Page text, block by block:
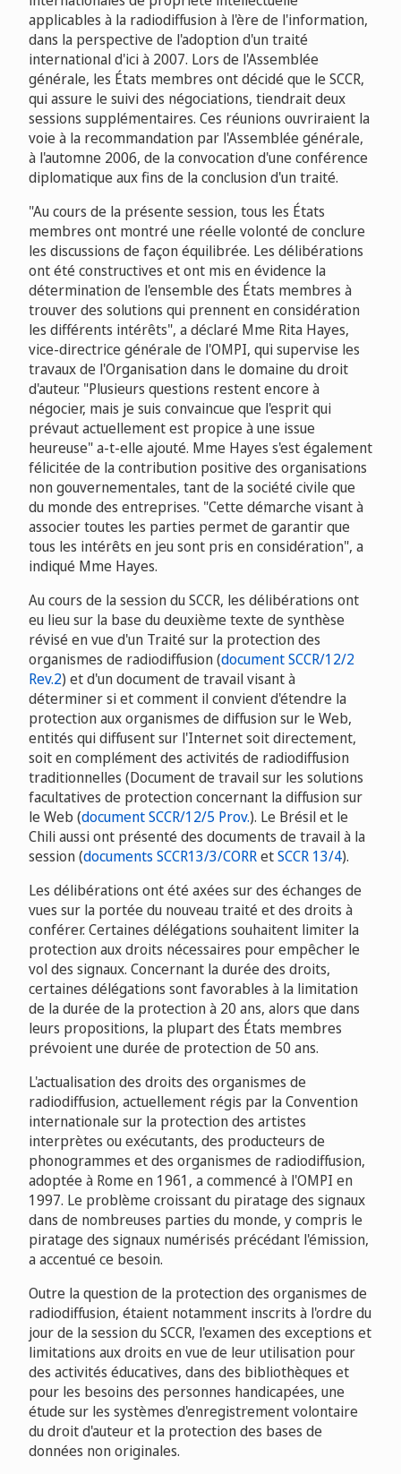
applicables à la radiodiffusion à l'ère de l'information,
dans la perspective de l'adoption d'un traité
international d'ici à 2007. Lors de l'Assemblée
générale, les États membres ont décidé que le SCCR,
qui assure le suivi des négociations, tiendrait deux
sessions supplémentaires. Ces réunions ouvriraient la
voie à la recommandation par l'Assemblée générale,
à l'automne 2006, de la convocation d'une conférence
diplomatique aux fins de la conclusion d'un traité.
"Au cours de la présente session, tous les États
membres ont montré une réelle volonté de conclure
les discussions de façon équilibrée. Les délibérations
ont été constructives et ont mis en évidence la
détermination de l'ensemble des États membres à
trouver des solutions qui prennent en considération
les différents intérêts", a déclaré Mme Rita Hayes,
vice-directrice générale de l'OMPI, qui supervise les
travaux de l'Organisation dans le domaine du droit
d'auteur. "Plusieurs questions restent encore à
négocier, mais je suis convaincue que l'esprit qui
prévaut actuellement est propice à une issue
heureuse" a-t-elle ajouté. Mme Hayes s'est également
félicitée de la contribution positive des organisations
non gouvernementales, tant de la société civile que
du monde des entreprises. "Cette démarche visant à
associer toutes les parties permet de garantir que
tous les intérêts en jeu sont pris en considération", a
indiqué Mme Hayes.
Au cours de la session du SCCR, les délibérations ont
eu lieu sur la base du deuxième texte de synthèse
révisé en vue d'un Traité sur la protection des
organismes de radiodiffusion (document SCCR/12/2
Rev.2) et d'un document de travail visant à
déterminer si et comment il convient d'étendre la
protection aux organismes de diffusion sur le Web,
entités qui diffusent sur l'Internet soit directement,
soit en complément des activités de radiodiffusion
traditionnelles (Document de travail sur les solutions
facultatives de protection concernant la diffusion sur
le Web (document SCCR/12/5 Prov.). Le Brésil et le
Chili aussi ont présenté des documents de travail à la
session (documents SCCR13/3/CORRetSCCR 13/4).
Les délibérations ont été axées sur des échanges de
vues sur la portée du nouveau traité et des droits à
conférer. Certaines délégations souhaitent limiter la
protection aux droits nécessaires pour empêcher le
vol des signaux. Concernant la durée des droits,
certaines délégations sont favorables à la limitation
de la durée de la protection à 20 ans, alors que dans
leurs propositions, la plupart des États membres
prévoient une durée de protection de 50 ans.
L'actualisation des droits des organismes de
radiodiffusion, actuellement régis par la Convention
internationale sur la protection des artistes
interprètes ou exécutants, des producteurs de
phonogrammes et des organismes de radiodiffusion,
adoptée à Rome en 1961, a commencé à l'OMPI en
1997. Le problème croissant du piratage des signaux
dans de nombreuses parties du monde, y compris le
piratage des signaux numérisés précédant l'émission,
a accentué ce besoin.
Outre la question de la protection des organismes de
radiodiffusion, étaient notamment inscrits à l'ordre du
jour de la session du SCCR, l'examen des exceptions et
limitations aux droits en vue de leur utilisation pour
des activités éducatives, dans des bibliothèques et
pour les besoins des personnes handicapées, une
étude sur les systèmes d'enregistrement volontaire
du droit d'auteur et la protection des bases de
données non originales.